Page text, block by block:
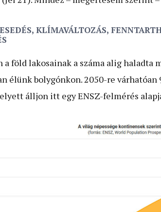
KLÍMAVÁLTOZÁS,
a föld lakosainak a száma alig haladta
élünk bolygónkon. 2050-re várhatóan
álljon itt egy ENSZ-felmérés